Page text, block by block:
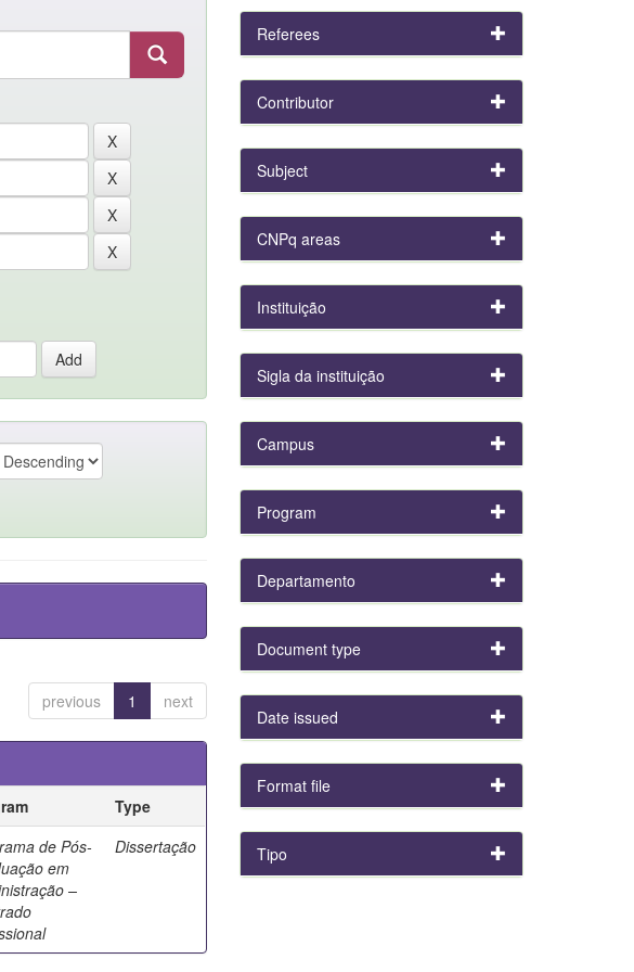
previous 1 next
Type
de Pós-
em
–
Dissertação
Referees
Contributor
Subject
CNPq areas
Instituição
Sigla da instituição
Campus
Program
Departamento
Document type
Date issued
Format file
Tipo